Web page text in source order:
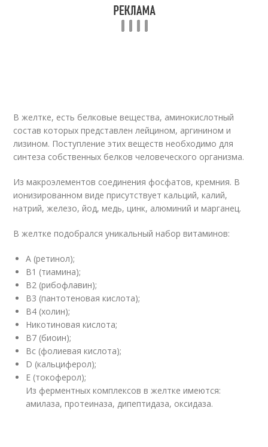
В желтке, есть белковые вещества, аминокислотный
состав которых представлен лейцином, аргинином и
лизином. Поступление этих веществ необходимо для
синтеза собственных белков человеческого организма.
Из макроэлементов соединения фосфатов, кремния. В
ионизированном виде присутствует кальций, калий,
натрий, железо, йод, медь, цинк, алюминий и марганец.
В желтке подобрался уникальный набор витаминов:
А (ретинол);
B1 (тиамина);
В2 (рибофлавин);
В3 (пантотеновая кислота);
В4 (холин);
Никотиновая кислота;
В7 (биоин);
Вс (фолиевая кислота);
D (кальциферол);
E (токоферол);
Из ферментных комплексов в желтке имеются:
амилаза, протеиназа, дипептидаза, оксидаза.